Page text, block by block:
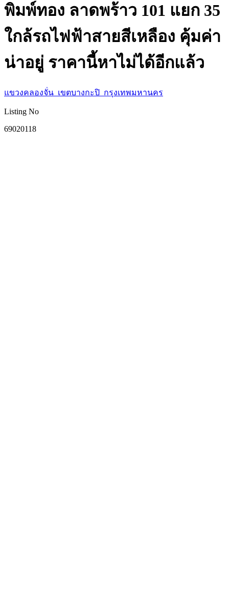
พิมพ์ทอง ลาดพร้าว 101 แยก 35
ใกล้รถไฟฟ้าสายสีเหลือง คุ้มค่า
น่าอยู่ ราคานี้หาไม่ได้อีกแล้ว
แขวงคลองจั่น เขตบางกะปิ กรุงเทพมหานคร
Listing No
69020118